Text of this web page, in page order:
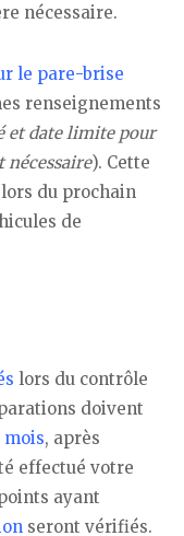
nécessaire.
le pare-brise
renseignements
et date limite pour
). Cette
du prochain
de
lors du contrôle
doivent
mois, après
effectué votre
ayant
seront vérifiés.